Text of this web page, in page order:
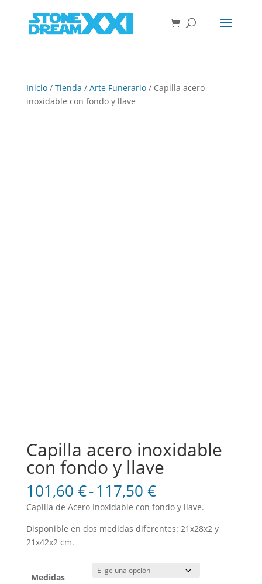
Inicio/ Tienda / Arte Funerario/ Capilla acero
inoxidable con fondo y llave
Capilla acero inoxidable
con fondo y llave
101,60 €-117,50 €Rango
de
precios:
desde
117,50 €
Capilla de Acero Inoxidable con fondo y llave.
Disponible en dos medidas diferentes: 21x28x2 y
21x42x2 cm.
Medidas